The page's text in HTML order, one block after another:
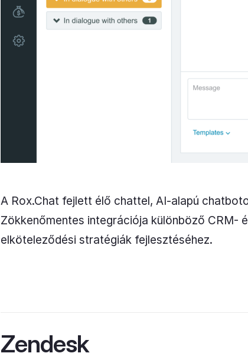
A Rox.Chat fejlett élő chattel, AI-alapú
Zökkenőmentes integrációja különböző CRM-
elköteleződési stratégiák fejlesztéséhez.
Zendesk